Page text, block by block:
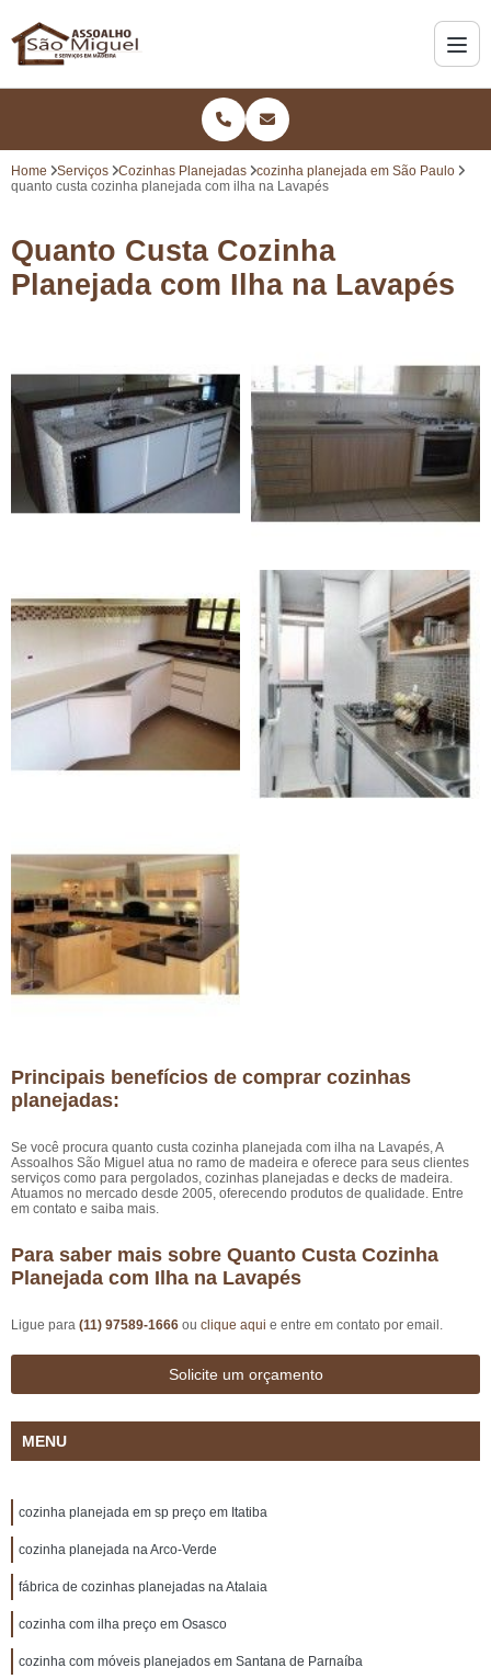
Home Serviços Cozinhas Planejadas
cozinha planejada em São Paulo
quanto custa cozinha planejada com ilha na Lavapés
Quanto Custa Cozinha
Planejada com Ilha na Lavapés
Principais benefícios de comprar cozinhas
planejadas:
Se você procura quanto custa cozinha planejada com ilha na Lavapés, A
Assoalhos São Miguel atua no ramo de madeira e oferece para seus clientes
serviços como para pergolados, cozinhas planejadas e decks de madeira.
Atuamos no mercado desde 2005, oferecendo produtos de qualidade. Entre
em contato e saiba mais.
Para saber mais sobre Quanto Custa Cozinha
Planejada com Ilha na Lavapés
Ligue para (11) 97589-1666 ou clique aqui e entre em contato por email.
Solicite um orçamento
MENU
cozinha planejada em sp preço em Itatiba
cozinha planejada na Arco-Verde
fábrica de cozinhas planejadas na Atalaia
cozinha com ilha preço em Osasco
cozinha com móveis planejados em Santana de Parnaíba